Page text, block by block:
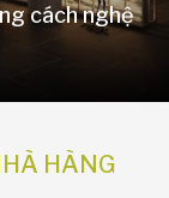
cách nghệ
HÀNG